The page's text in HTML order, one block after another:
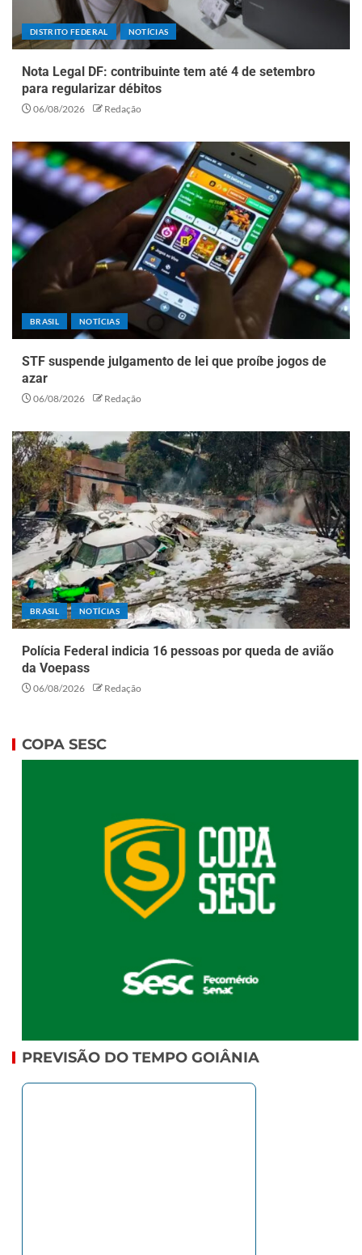
DISTRITO FEDERAL NOTÍCIAS
Nota Legal DF: contribuinte tem até 4 de setembro
para regularizar débitos
06/08/2026 Redação
BRASIL NOTÍCIAS
STF suspende julgamento de lei que proíbe jogos de
azar
06/08/2026 Redação
BRASIL NOTÍCIAS
Polícia Federal indicia 16 pessoas por queda de avião
da Voepass
06/08/2026 Redação
COPA SESC
PREVISÃO DO TEMPO GOIÂNIA